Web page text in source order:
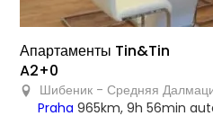
Апартаменты Tin&Tin
A2+0
Шибеник - Средняя
Praha 965km, 9h 56min